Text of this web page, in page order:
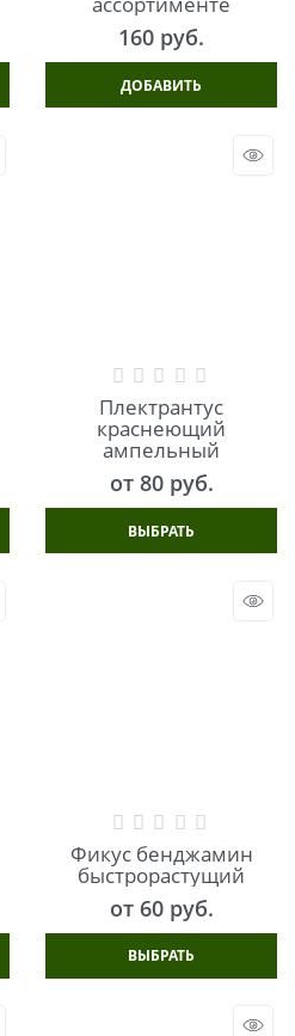
160 руб.
ДОБАВИТЬ
Плектрантус
краснеющий
ампельный
от 80 руб.
ВЫБРАТЬ
Фикус бенджамин
быстрорастущий
от 60 руб.
ВЫБРАТЬ